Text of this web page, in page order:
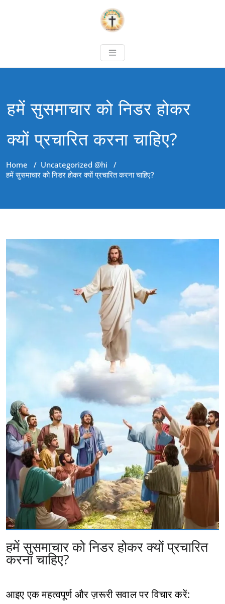
हमें सुसमाचार को निडर होकर
क्यों प्रचारित करना चाहिए?
Home / Uncategorized @hi /
हमें सुसमाचार को निडर होकर क्यों प्रचारित करना चाहिए?
हमें सुसमाचार को निडर होकर क्यों प्रचारित
करना चाहिए?
आइए एक महत्वपूर्ण और ज़रूरी सवाल पर विचार करें: